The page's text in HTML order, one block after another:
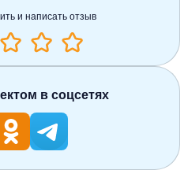
и написать отзыв
в соцсетях